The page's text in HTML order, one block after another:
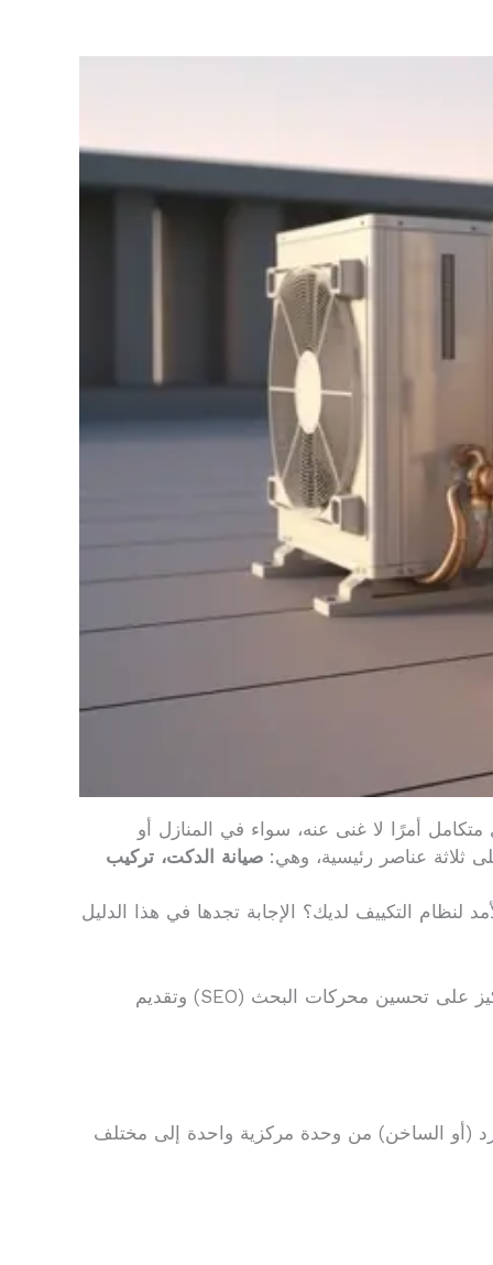
أمرًا لا غنى عنه، سواء في المنازل أو
ثلاثة عناصر رئيسية، وهي: صيانة الدكت، تركيب
التكييف لديك؟ الإجابة تجدها في هذا الدليل
دعنا نأخذك في رحلة تقنية مبسطة واحترافية، نغوص فيها في تفاصيل تركيب وصيانة أنظمة التكييف المركزي، مع التركيز على تحسين محركات البحث (SEO) وتقديم
(أو الساخن) من وحدة مركزية واحدة إلى مختلف